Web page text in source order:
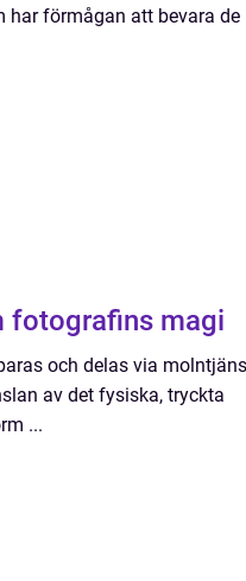
har förmågan att bevara de
fotografins magi
och delas via
av det fysiska, tryckta
...